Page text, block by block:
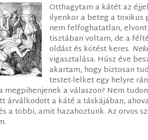
Otthagytam a kátét az
ilyenkor a beteg a toxikus
nem felfoghatatlan,
tisztában voltam, de a
oldást és kötést keres.
vigasztalása. Húsz éve
akartam, hogy biztosan
testet-lelket egy helyre
a válaszon? Nem
árválkodott a káté a táskájában,
a többi, amit hazahoztunk. Az orvos